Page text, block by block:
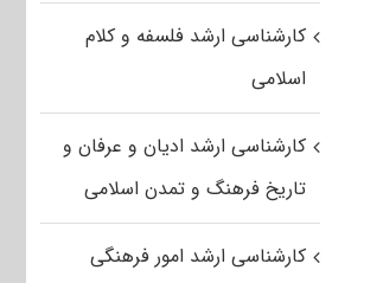
کارشناسی ارشد فلسفه و کلام
اسلامی
کارشناسی ارشد ادیان و عرفان و
تاریخ فرهنگ و تمدن اسلامی
کارشناسی ارشد امور فرهنگی